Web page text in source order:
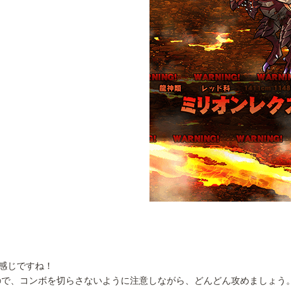
じですね！
、コンボを切らさないように注意しながら、どんどん攻めましょう。